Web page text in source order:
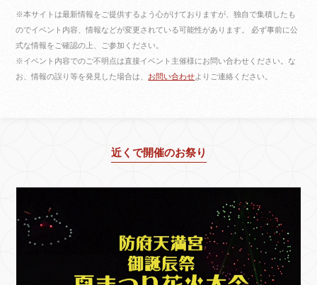
※本サイトは最新情報をご提供するよう心がけておりますが、独自で集積したも
のでイベント内容、情報などが変更されている可能性があります。 必ず事前に公
式な情報をご確認の上、ご参加ください。
※イベント内容でのご不明点は直接イベント主催様にお問い合わせください。な
お、情報の誤り等を発見した場合は、 お問い合わせよりご連絡ください。
近くで開催のお祭り